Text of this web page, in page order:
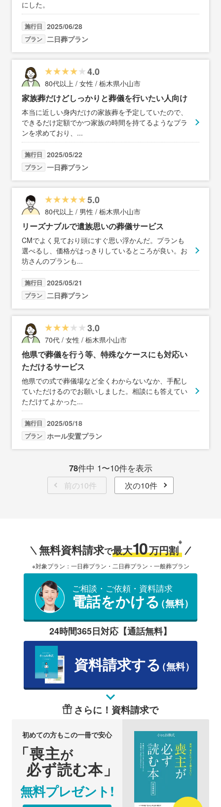
にした。
施行日 2025/06/28
プラン 二日葬プラン
4.0
80代以上 / 女性 / 栃木県小山市
家族葬だけどしっかりと葬儀を行いたい人向け
本当に近しい身内だけの家族葬を予定していたので、
できるだけ定額でかつ家族の時間を持てるようなプラ
ンを求めており、 ...
施行日 2025/05/22
プラン 一日葬プラン
5.0
80代以上 / 男性 / 栃木県小山市
リーズナブルで遺族思いの葬儀サービス
CMでよく見ており頭にすぐ思い浮かんだ。プランも
選べるし、価格がはっきりしているところが良い。お
坊さんのプランも...
施行日 2025/05/21
プラン 二日葬プラン
3.0
70代 / 女性 / 栃木県小山市
他県で葬儀を行う等、特殊なケースにも対応い
ただけるサービス
他県での式で葬儀場など全くわからないなか、手配し
ていただけるのでお願いしました。相談にも答えてい
ただけてよかった...
施行日 2025/05/18
プラン ホール安置プラン
78件中 1〜10件を表示
前の10件 次の10件
無料資料請求で最大10万円割
※
※対象プラン：一日葬プラン・二日葬プラン・一般葬プラン
ご相談・ご依頼・資料請求
電話をかける（無料）
24時間365日対応【通話無料】
資料請求する（無料）
さらに！資料請求で
初めての方もこの一冊で安心
「喪主が
必ず読む本」
無料プレゼント!